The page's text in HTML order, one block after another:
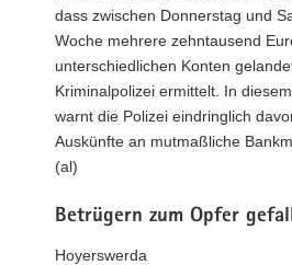
dass zwischen Donnerstag und
Woche mehrere zehntausend
unterschiedlichen Konten
Kriminalpolizei ermittelt. In
warnt die Polizei eindringlich
Auskünfte an mutmaßliche
(al)
Betrügern zum Opfer
Hoyerswerda